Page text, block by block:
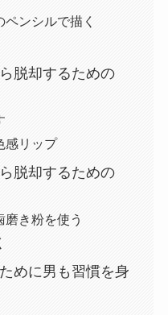
ンシルで描く
脱却するための
感リップ
脱却するための
き粉を使う
めに男も習慣を身